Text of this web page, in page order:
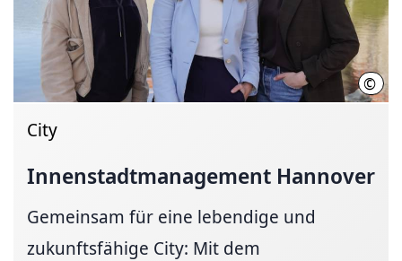
© LHH
City
Innenstadtmanagement Hannover
Gemeinsam für eine lebendige und
zukunftsfähige City: Mit dem